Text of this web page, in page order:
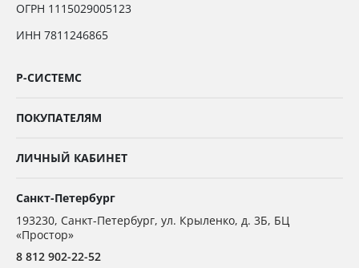
ОГРН 1115029005123
ИНН 7811246865
Р-СИСТЕМС
ПОКУПАТЕЛЯМ
ЛИЧНЫЙ КАБИНЕТ
Санкт-Петербург
193230, Санкт-Петербург, ул. Крыленко, д. 3Б, БЦ
«Простор»
8 812 902-22-52